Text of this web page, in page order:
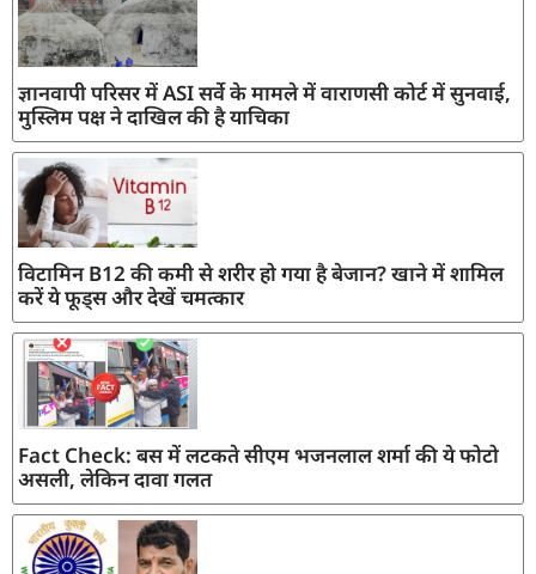
ज्ञानवापी परिसर में ASI सर्वे के मामले में वाराणसी कोर्ट में सुनवाई,
मुस्लिम पक्ष ने दाखिल की है याचिका
विटामिन B12 की कमी से शरीर हो गया है बेजान? खाने में शामिल
करें ये फूड्स और देखें चमत्कार
Fact Check: बस में लटकते सीएम भजनलाल शर्मा की ये फोटो
असली, लेकिन दावा गलत